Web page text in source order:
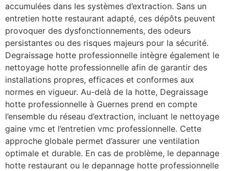
accumulées dans les systèmes d’extraction. Sans un
entretien hotte restaurant adapté, ces dépôts peuvent
provoquer des dysfonctionnements, des odeurs
persistantes ou des risques majeurs pour la sécurité.
Degraissage hotte professionnelle intègre également le
nettoyage hotte professionnelle afin de garantir des
installations propres, efficaces et conformes aux
normes en vigueur. Au-delà de la hotte, Degraissage
hotte professionnelle à Guernes prend en compte
l’ensemble du réseau d’extraction, incluant le nettoyage
gaine vmc et l’entretien vmc professionnelle. Cette
approche globale permet d’assurer une ventilation
optimale et durable. En cas de problème, le depannage
hotte restaurant ou le depannage hotte professionnelle